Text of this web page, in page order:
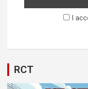
I
RCT